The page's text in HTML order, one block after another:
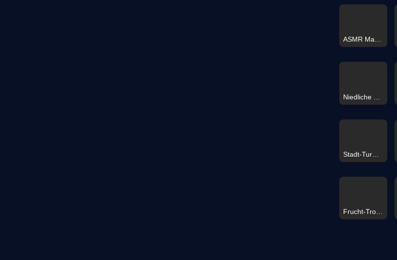
ASMR Makeover & Makeup Studio
Stadt-Turm-Bauer
Frucht-Tropfen